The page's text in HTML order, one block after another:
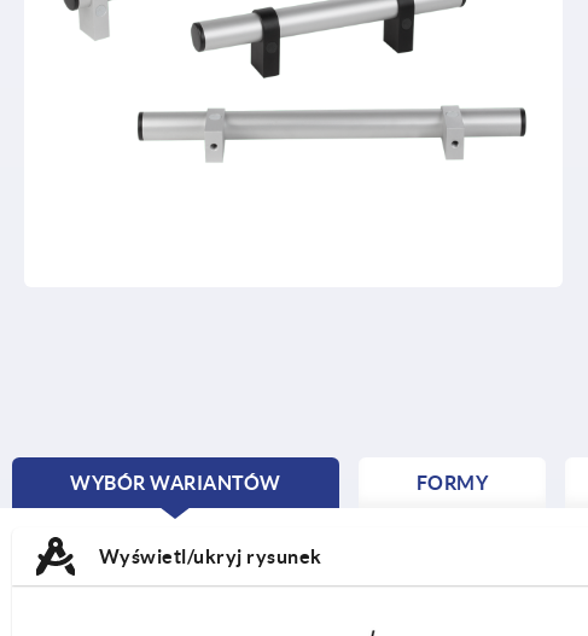
WYBÓR WARIANTÓW
CURRENT
FORMY
Wyświetl/ukryj rysunek